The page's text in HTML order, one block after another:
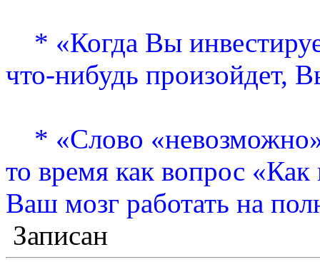
* «Когда Вы
что-нибудь произойдет,
* «Слово
то время как вопрос «Как
Ваш мозг работать на
Записан